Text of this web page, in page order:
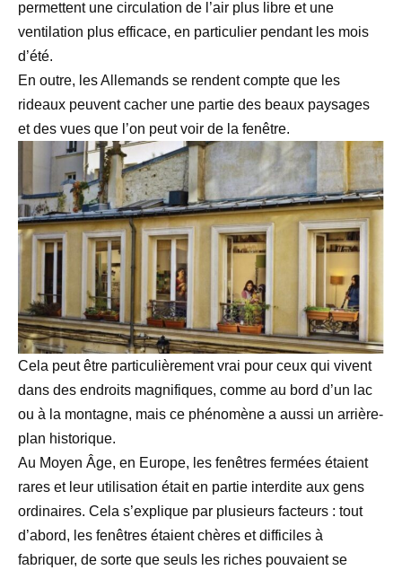
permettent une circulation de l’air plus libre et une
ventilation plus efficace, en particulier pendant les mois
d’été.
En outre, les Allemands se rendent compte que les
rideaux peuvent cacher une partie des beaux paysages
et des vues que l’on peut voir de la fenêtre.
Cela peut être particulièrement vrai pour ceux qui vivent
dans des endroits magnifiques, comme au bord d’un lac
ou à la montagne, mais ce phénomène a aussi un arrière-
plan historique.
Au Moyen Âge, en Europe, les fenêtres fermées étaient
rares et leur utilisation était en partie interdite aux gens
ordinaires. Cela s’explique par plusieurs facteurs : tout
d’abord, les fenêtres étaient chères et difficiles à
fabriquer, de sorte que seuls les riches pouvaient se